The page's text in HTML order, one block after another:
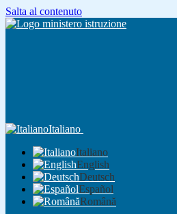
Salta al contenuto
Italiano
Italiano
English
Deutsch
Español
Română